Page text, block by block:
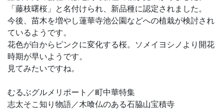
「藤枝曙桜」と名付けられ、新品種に認定されました。
今後、苗木を増やし蓮華寺池公園などへの植栽が検討され
ているようです。
花色が白からピンクに変化する桜。ソメイヨシノより開花
時期が早いようです。
見てみたいですね。
むるぶグルメリポート／町中華特集
志太そこ知り物語／木喰仏のある石脇山宝積寺